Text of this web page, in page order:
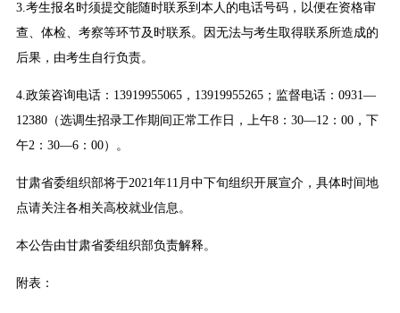
3.考生报名时须提交能随时联系到本人的电话号码，以便在资格审
查、体检、考察等环节及时联系。因无法与考生取得联系所造成的
后果，由考生自行负责。
4.政策咨询电话：13919955065，13919955265；监督电话：0931—
12380（选调生招录工作期间正常工作日，上午8：30—12：00，下
午2：30—6：00）。
甘肃省委组织部将于2021年11月中下旬组织开展宣介，具体时间地
点请关注各相关高校就业信息。
本公告由甘肃省委组织部负责解释。
附表：